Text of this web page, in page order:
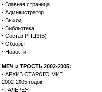
· Главная страница
· Администратор
· Выход
· Библиотека
· Состав РПЦЗ(В)
· Обзоры
· Новости
МЕЧ и ТРОСТЬ 2002-2005:
· АРХИВ СТАРОГО МИТ
2002-2005 годов
· ГАЛЕРЕЯ